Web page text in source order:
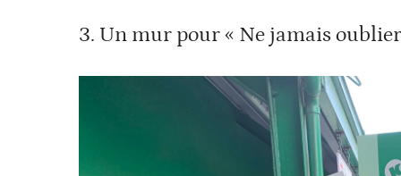
3. Un mur pour « Ne jamais